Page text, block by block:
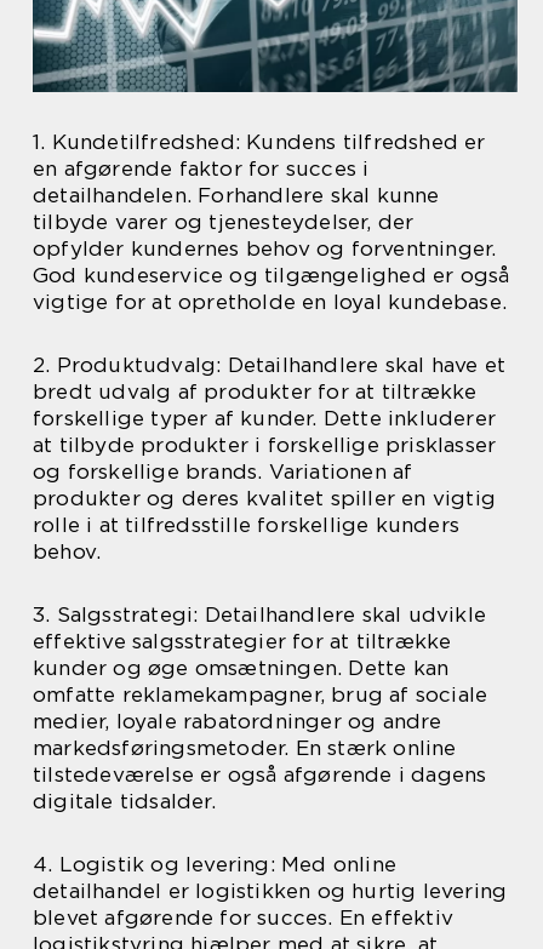
1. Kundetilfredshed: Kundens tilfredshed er
en afgørende faktor for succes i
detailhandelen. Forhandlere skal kunne
tilbyde varer og tjenesteydelser, der
opfylder kundernes behov og forventninger.
God kundeservice og tilgængelighed er også
vigtige for at opretholde en loyal kundebase.
2. Produktudvalg: Detailhandlere skal have et
bredt udvalg af produkter for at tiltrække
forskellige typer af kunder. Dette inkluderer
at tilbyde produkter i forskellige prisklasser
og forskellige brands. Variationen af
produkter og deres kvalitet spiller en vigtig
rolle i at tilfredsstille forskellige kunders
behov.
3. Salgsstrategi: Detailhandlere skal udvikle
effektive salgsstrategier for at tiltrække
kunder og øge omsætningen. Dette kan
omfatte reklamekampagner, brug af sociale
medier, loyale rabatordninger og andre
markedsføringsmetoder. En stærk online
tilstedeværelse er også afgørende i dagens
digitale tidsalder.
4. Logistik og levering: Med online
detailhandel er logistikken og hurtig levering
blevet afgørende for succes. En effektiv
logistikstyring hjælper med at sikre, at